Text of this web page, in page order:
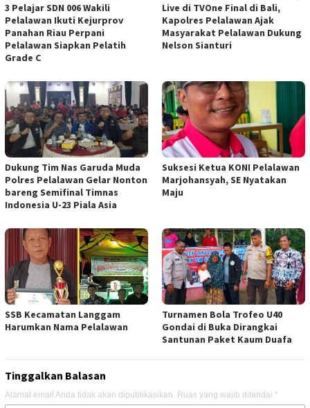
3 Pelajar SDN 006 Wakili
Pelalawan Ikuti Kejurprov
Panahan Riau Perpani
Pelalawan Siapkan Pelatih
Grade C
Live di TVOne Final di Bali,
Kapolres Pelalawan Ajak
Masyarakat Pelalawan Dukung
Nelson Sianturi
Dukung Tim Nas Garuda Muda
Polres Pelalawan Gelar Nonton
bareng Semifinal Timnas
Indonesia U-23 Piala Asia
Suksesi Ketua KONI Pelalawan
Marjohansyah, SE Nyatakan
Maju
SSB Kecamatan Langgam
Harumkan Nama Pelalawan
Turnamen Bola Trofeo U40
Gondai di Buka Dirangkai
Santunan Paket Kaum Duafa
Tinggalkan Balasan
Alamat email Anda tidak akan dipublikasikan. Ruas yang wajib ditandai *